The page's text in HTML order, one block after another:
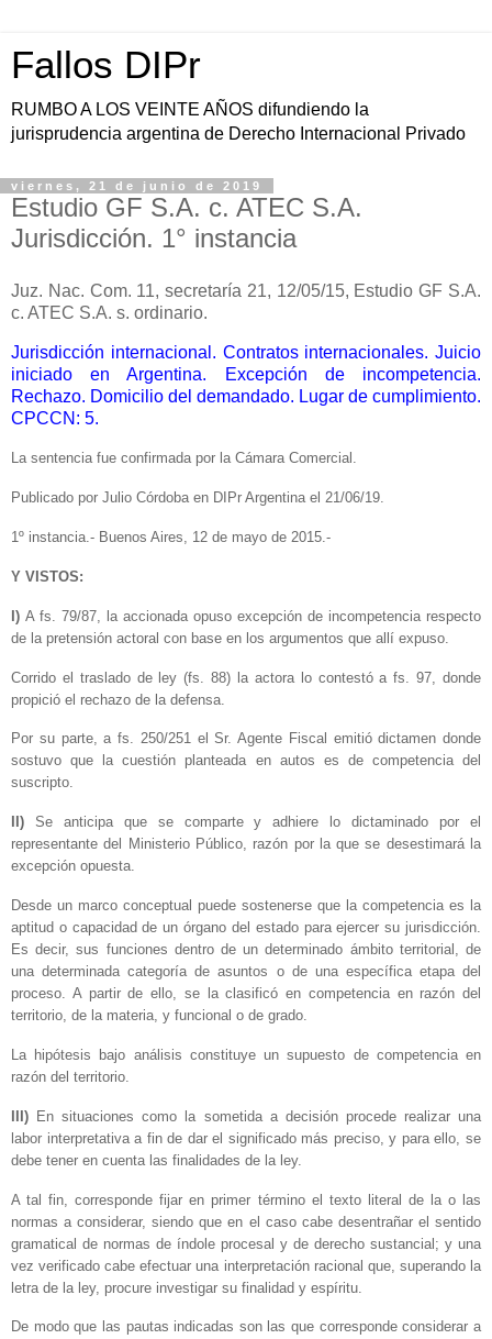
Fallos DIPr
RUMBO A LOS VEINTE AÑOS difundiendo la
jurisprudencia argentina de Derecho Internacional Privado
viernes, 21 de junio de 2019
Estudio GF S.A. c. ATEC S.A.
Jurisdicción. 1° instancia
Juz. Nac. Com. 11, secretaría 21, 12/05/15, Estudio GF S.A.
c. ATEC S.A. s. ordinario.
Jurisdicción internacional. Contratos internacionales. Juicio
iniciado en Argentina. Excepción de incompetencia.
Rechazo. Domicilio del demandado. Lugar de cumplimiento.
CPCCN: 5.
La sentencia fue confirmada por la Cámara Comercial.
Publicado por Julio Córdoba en DIPr Argentina el 21/06/19.
1º instancia.- Buenos Aires, 12 de mayo de 2015.-
Y VISTOS:
I) A fs. 79/87, la accionada opuso excepción de incompetencia respecto
de la pretensión actoral con base en los argumentos que allí expuso.
Corrido el traslado de ley (fs. 88) la actora lo contestó a fs. 97, donde
propició el rechazo de la defensa.
Por su parte, a fs. 250/251 el Sr. Agente Fiscal emitió dictamen donde
sostuvo que la cuestión planteada en autos es de competencia del
suscripto.
II) Se anticipa que se comparte y adhiere lo dictaminado por el
representante del Ministerio Público, razón por la que se desestimará la
excepción opuesta.
Desde un marco conceptual puede sostenerse que la competencia es la
aptitud o capacidad de un órgano del estado para ejercer su jurisdicción.
Es decir, sus funciones dentro de un determinado ámbito territorial, de
una determinada categoría de asuntos o de una específica etapa del
proceso. A partir de ello, se la clasificó en competencia en razón del
territorio, de la materia, y funcional o de grado.
La hipótesis bajo análisis constituye un supuesto de competencia en
razón del territorio.
III) En situaciones como la sometida a decisión procede realizar una
labor interpretativa a fin de dar el significado más preciso, y para ello, se
debe tener en cuenta las finalidades de la ley.
A tal fin, corresponde fijar en primer término el texto literal de la o las
normas a considerar, siendo que en el caso cabe desentrañar el sentido
gramatical de normas de índole procesal y de derecho sustancial; y una
vez verificado cabe efectuar una interpretación racional que, superando la
letra de la ley, procure investigar su finalidad y espíritu.
De modo que las pautas indicadas son las que corresponde considerar a